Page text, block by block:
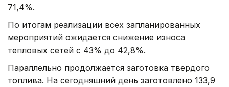
71,4%.
По итогам реализации всех запланированных
мероприятий ожидается снижение износа
тепловых сетей с 43% до 42,8%.
Параллельно продолжается заготовка твердого
топлива. На сегодняшний день заготовлено 133,9